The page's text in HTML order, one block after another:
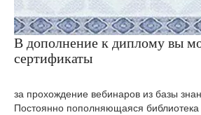
В дополнение к диплому вы
сертификаты
за прохождение вебинаров из базы
Постоянно пополняющаяся библиотека